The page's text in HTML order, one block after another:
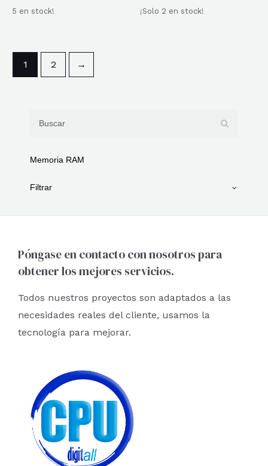
Memoria RAM
Filtrar
con
5 en stock!
Valorado
con
¡Solo 2 en stock!
1 2 →
Póngase en contacto con nosotros para
obtener los mejores servicios.
Todos nuestros proyectos son adaptados a las
necesidades reales del cliente, usamos la
tecnología para mejorar.